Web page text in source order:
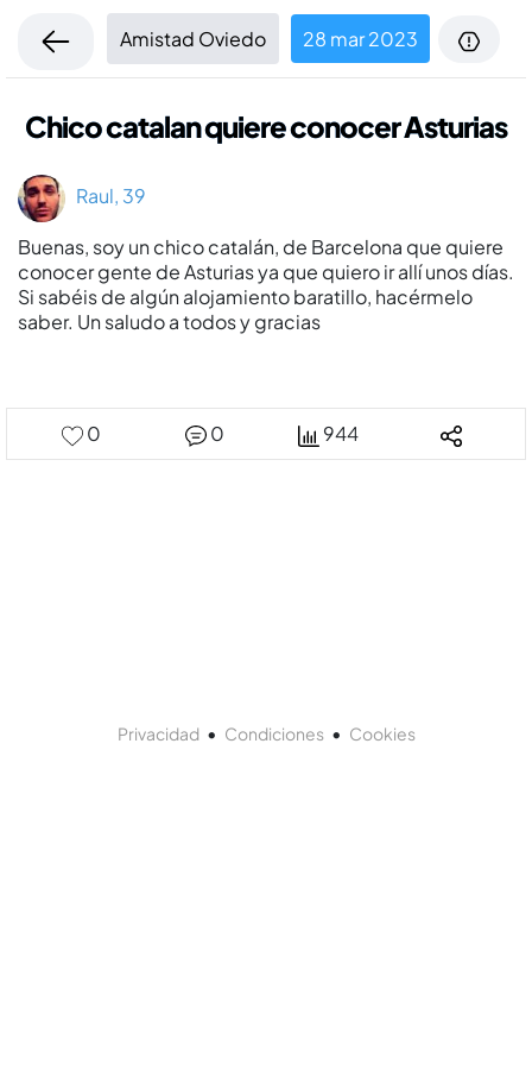
Amistad Oviedo 28 mar 2023
Chico catalan quiere conocer Asturias
Raul, 39
Buenas, soy un chico catalán, de Barcelona que quiere
conocer gente de Asturias ya que quiero ir allí­ unos dí­as.
Si sabéis de algún alojamiento baratillo, hacérmelo
saber. Un saludo a todos y gracias
0 0 944
Privacidad• Condiciones• Cookies